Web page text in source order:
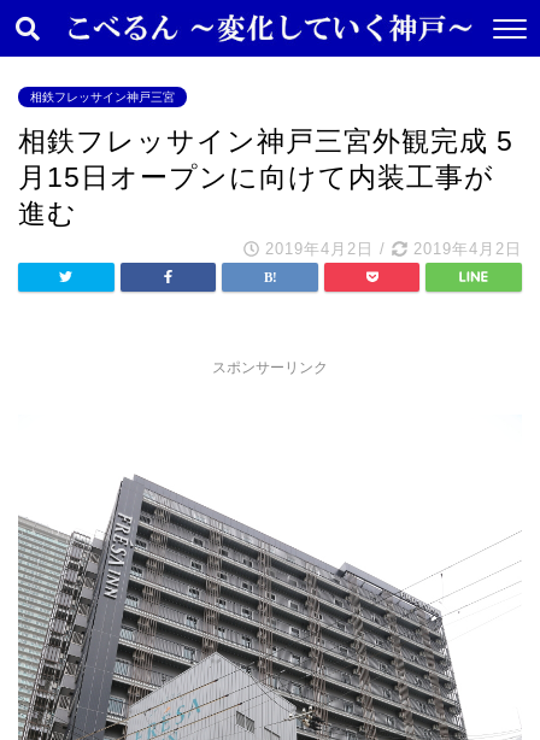
相鉄フレッサイン神戸三宮
相鉄フレッサイン神戸三宮外観完成 5
月15日オープンに向けて内装工事が
進む
2019年4月2日 / 2019年4月2日
スポンサーリンク